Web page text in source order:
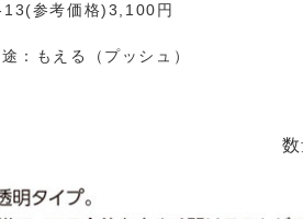
参考価格)3,100円
：もえる（プッシュ）